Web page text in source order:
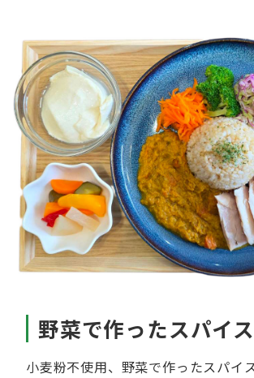
野菜で作ったスパイ
小麦粉不使用、野菜で作ったスパイ